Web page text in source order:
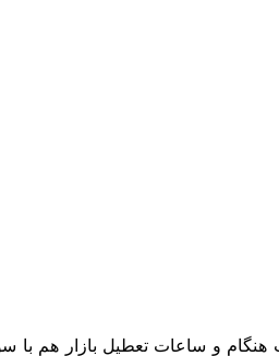
و ساعات تعطیل بازار هم با